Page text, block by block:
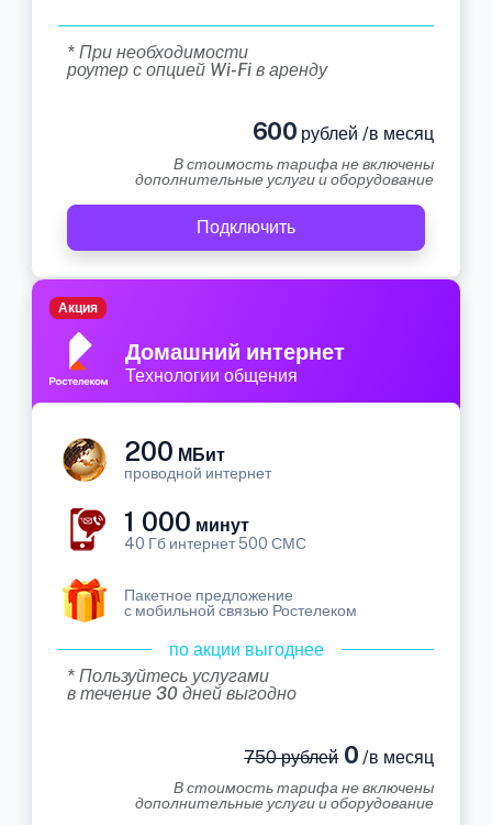
* При необходимости
роутер с опцией Wi-Fi в аренду
600 рублей /в месяц
В стоимость тарифа не включены
дополнительные услуги и оборудование
Подключить
Домашний интернет
Технологии общения
Акция
200 МБит
проводной интернет
1 000 минут
40 Гб интернет 500 СМС
Пакетное предложение
с мобильной связью Ростелеком
по акции выгоднее
* Пользуйтесь услугами
в течение 30 дней выгодно
750 рублей0 /в месяц
В стоимость тарифа не включены
дополнительные услуги и оборудование